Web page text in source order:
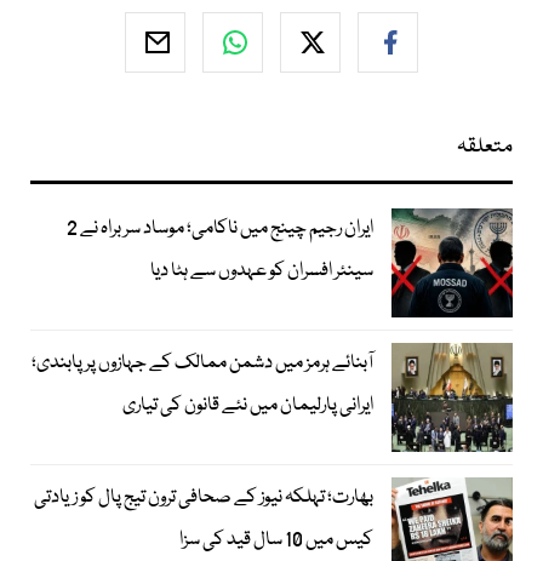
متعلقہ
ایران رجیم چینج میں ناکامی؛ موساد سربراہ نے 2
سینئر افسران کو عہدوں سے ہٹا دیا
آبنائے ہرمز میں دشمن ممالک کے جہازوں پر پابندی؛
ایرانی پارلیمان میں نئے قانون کی تیاری
بھارت؛ تہلکہ نیوز کے صحافی ترون تیج پال کو زیادتی
کیس میں 10 سال قید کی سزا